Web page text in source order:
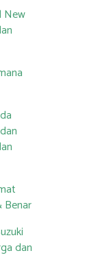
New
Benar
dan